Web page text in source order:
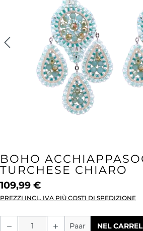
BOHO
TURCHESE CHIARO
109,99 €
PREZZI INCL. IVA PIÙ COSTI DI SPEDIZIONE
Quantità del prodotto:
Paar NEL